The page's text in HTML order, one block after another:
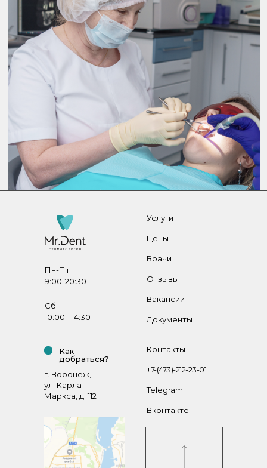
Контакты
+7-(473)-212-23-01
Telegram
Вконтакте
Услуги
Цены
Врачи
Отзывы
Пн-Пт
9:00-20:30
Сб
10:00 - 14:30
Документы
Вакансии
Как
добраться?
г. Воронеж,
ул. Карла
Маркса, д. 112